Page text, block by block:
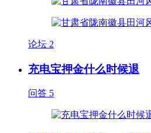
论坛 2
充电宝押金什么时候退
问答 5